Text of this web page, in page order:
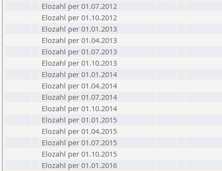
Elozahl per 01.07.2012
Elozahl per 01.10.2012
Elozahl per 01.01.2013
Elozahl per 01.04.2013
Elozahl per 01.07.2013
Elozahl per 01.10.2013
Elozahl per 01.01.2014
Elozahl per 01.04.2014
Elozahl per 01.07.2014
Elozahl per 01.10.2014
Elozahl per 01.01.2015
Elozahl per 01.04.2015
Elozahl per 01.07.2015
Elozahl per 01.10.2015
Elozahl per 01.01.2016